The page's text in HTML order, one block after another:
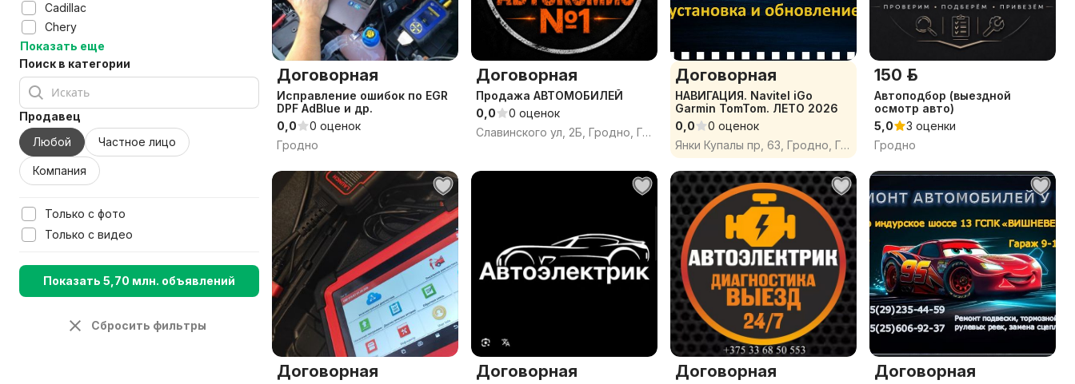
Cadillac
Chery
Показать еще
Поиск в категории
Продавец
Любой
Частное лицо
Компания
Только с фото
Только с видео
Показать 5,70 млн. объявлений
Сбросить фильтры
Договорная
Исправление ошибок по EGR
DPF AdBlue и др.
0,0
0 оценок
Гродно
Договорная
Продажа АВТОМОБИЛЕЙ
0,0
0 оценок
Славинского ул, 2Б, Гродно, Гродненская область
Договорная
НАВИГАЦИЯ. Navitel iGo
Garmin TomTom. ЛЕТО 2026
0,0
0 оценок
Янки Купалы пр, 63, Гродно, Гродненская область
150 р.
Автоподбор (выездной
осмотр авто)
5,0
3 оценки
Гродно
Договорная Договорная Договорная Договорная